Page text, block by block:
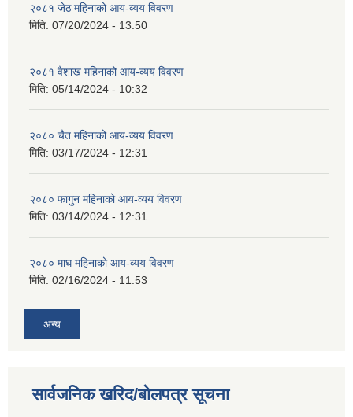
२०८१ जेठ महिनाको आय-व्यय विवरण
मिति: 07/20/2024 - 13:50
२०८१ वैशाख महिनाको आय-व्यय विवरण
मिति: 05/14/2024 - 10:32
२०८० चैत महिनाको आय-व्यय विवरण
मिति: 03/17/2024 - 12:31
२०८० फागुन महिनाको आय-व्यय विवरण
मिति: 03/14/2024 - 12:31
२०८० माघ महिनाको आय-व्यय विवरण
मिति: 02/16/2024 - 11:53
अन्य
सार्वजनिक खरिद/बोलपत्र सूचना